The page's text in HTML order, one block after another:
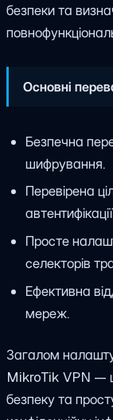
безпеки та
Основні
Безпечна
шифрування.
Перевірена
Просте
селекторів
Ефективна
мереж.
Загалом
MikroTik VPN —
безпеку та